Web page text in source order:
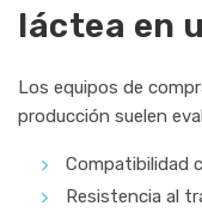
láctea en
Los equipos de
producción suelen
Compatibilidad
Resistencia al